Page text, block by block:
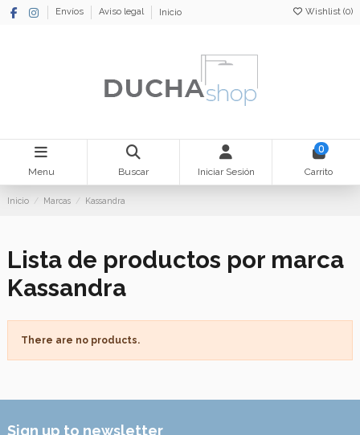
Envíos Aviso legal Inicio Wishlist (0)
Menu Buscar Iniciar Sesión
0
Carrito
Inicio Marcas Kassandra
Lista de productos por marca
Kassandra
There are no products.
Sign up to newsletter